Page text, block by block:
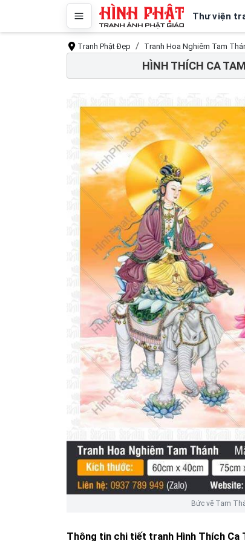
Thư viện
Tranh Phật Đẹp Tranh Hoa Nghiêm Tam
HÌNH THÍCH CA
Bức vẽ Tam
Thông tin chi tiết tranh Hình Thích Ca